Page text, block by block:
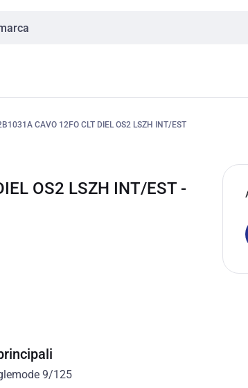
CAVO 12FO CLT DIEL OS2 LSZH INT/EST
OS2 LSZH INT/EST -
9/125